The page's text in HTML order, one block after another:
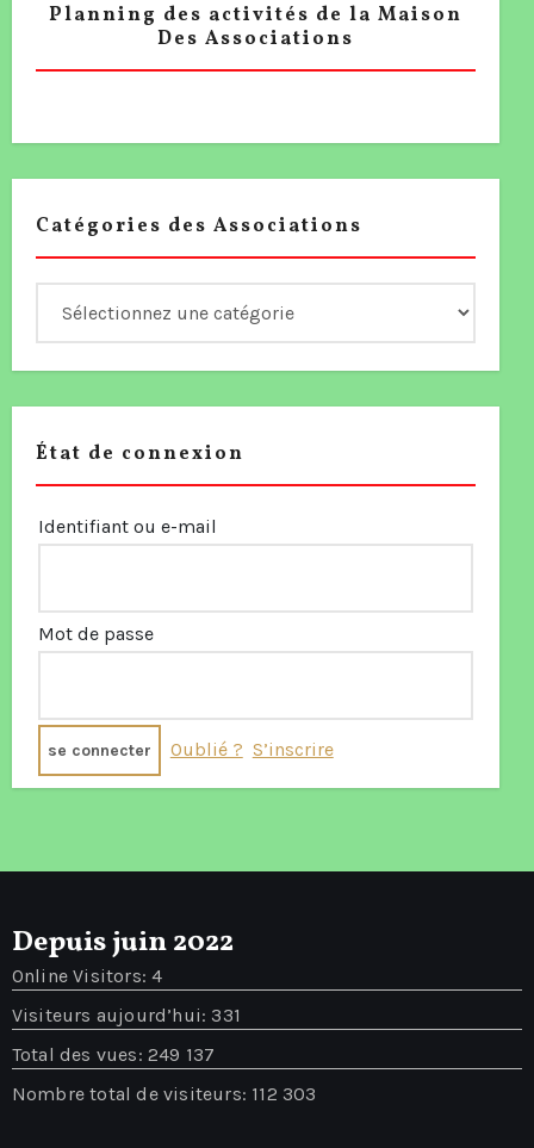
Planning des activités de la Maison
Des Associations
Catégories des Associations
État de connexion
Identifiant ou e-mail
Mot de passe
Oublié ? S’inscrire
Depuis juin 2022
Online Visitors:4
Visiteurs aujourd’hui: 331
Total des vues: 249 137
Nombre total de visiteurs: 112 303